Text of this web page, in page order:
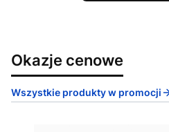
Okazje cenowe
Wszystkie produkty w promocji